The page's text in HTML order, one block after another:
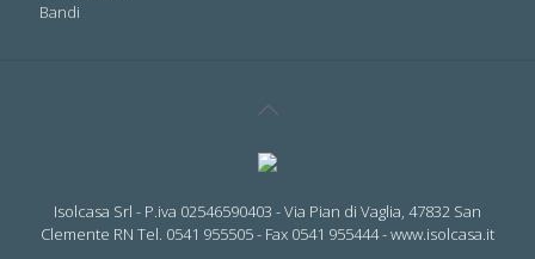
Bandi
Isolcasa Srl - P.iva 02546590403 - Via Pian di Vaglia, 47832 San
Clemente RN Tel. 0541 955505 - Fax 0541 955444 - www.isolcasa.it